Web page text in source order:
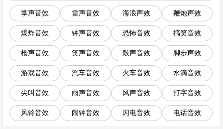
掌声音效 雷声音效 海浪声效 鞭炮声效
爆炸音效 钟声音效 恐怖音效 搞笑音效
枪声音效 笑声音效 鼓声音效 脚步声效
游戏音效 汽车音效 火车音效 水滴音效
尖叫音效 雨声音效 风声音效 打字音效
风铃音效 闹钟音效 闪电音效 电话音效